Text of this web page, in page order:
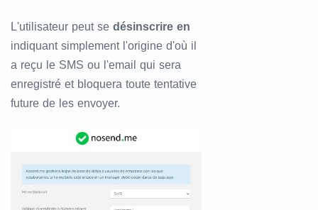
L'utilisateur peut se désinscrire en
indiquant simplement l'origine d'où il
a reçu le SMS ou l'email qui sera
enregistré et bloquera toute tentative
future de les envoyer.